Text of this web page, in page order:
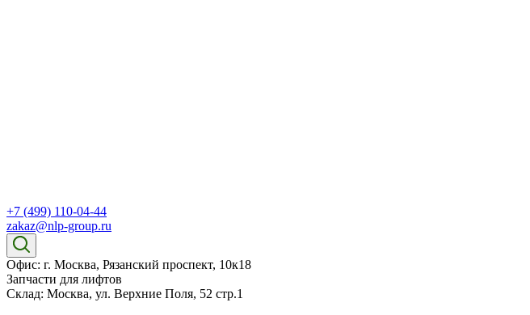
+7 (499) 110-04-44
zakaz@nlp-group.ru
Офис: г. Москва, Рязанский проспект, 10к18
Запчасти для лифтов
Склад: Москва, ул. Верхние Поля, 52 стр.1